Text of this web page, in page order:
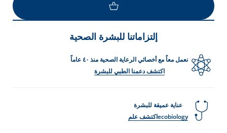
إلتزاماتنا للبشرة الصحية
نعمل معاً مع أخصائي الرعاية الصحية منذ ٤٠ عاماً
اكتشف دعمنا الطبي للبشرة
عناية عميقة للبشرة
ecobiologyاكتشف علم